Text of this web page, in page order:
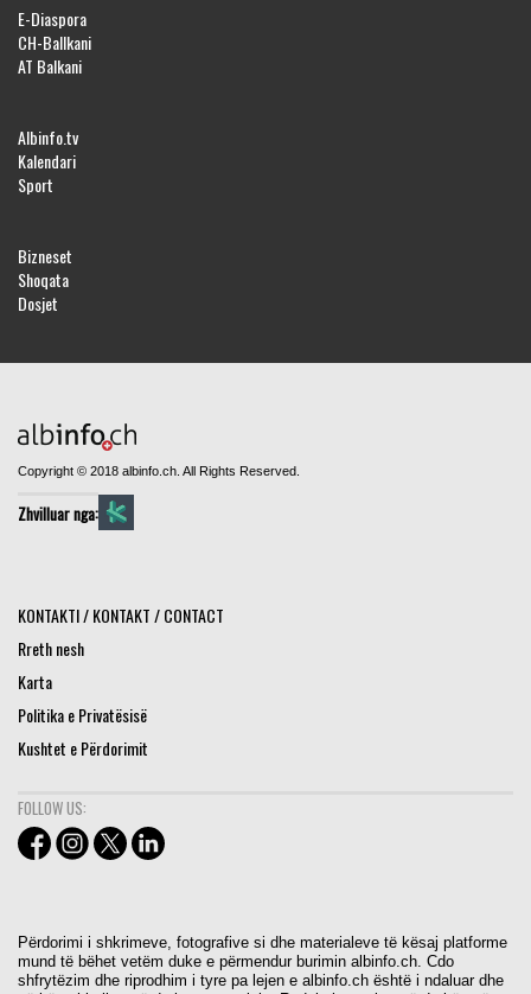
E-Diaspora
CH-Ballkani
AT Balkani
Albinfo.tv
Kalendari
Sport
Bizneset
Shoqata
Dosjet
Copyright © 2018 albinfo.ch. All Rights Reserved.
Zhvilluar nga:
KONTAKTI / KONTAKT / CONTACT
Rreth nesh
Karta
Politika e Privatësisë
Kushtet e Përdorimit
FOLLOW US:
Përdorimi i shkrimeve, fotografive si dhe materialeve të kësaj platforme
mund të bëhet vetëm duke e përmendur burimin albinfo.ch. Cdo
shfrytëzim dhe riprodhim i tyre pa lejen e albinfo.ch është i ndaluar dhe